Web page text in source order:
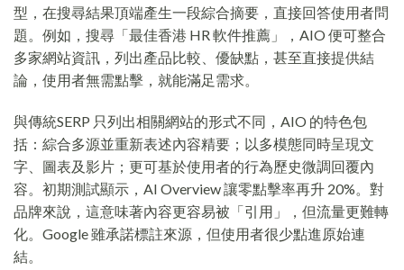
型，在搜尋結果頂端產生一段綜合摘要，直接回答使用者問
題。例如，搜尋「最佳香港 HR 軟件推薦」，AIO 便可整合
多家網站資訊，列出產品比較、優缺點，甚至直接提供結
論，使用者無需點擊，就能滿足需求。
與傳統SERP 只列出相關網站的形式不同，AIO 的特色包
括：綜合多源並重新表述內容精要；以多模態同時呈現文
字、圖表及影片；更可基於使用者的行為歷史微調回覆內
容。初期測試顯示，AI Overview 讓零點擊率再升 20%。對
品牌來說，這意味著內容更容易被「引用」，但流量更難轉
化。Google 雖承諾標註來源，但使用者很少點進原始連
結。